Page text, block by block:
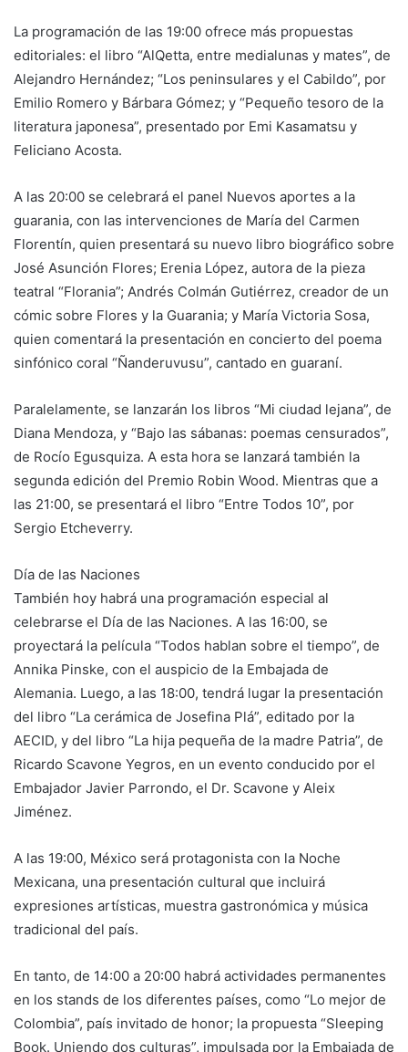
La programación de las 19:00 ofrece más propuestas
editoriales: el libro “AlQetta, entre medialunas y mates”, de
Alejandro Hernández; “Los peninsulares y el Cabildo”, por
Emilio Romero y Bárbara Gómez; y “Pequeño tesoro de la
literatura japonesa”, presentado por Emi Kasamatsu y
Feliciano Acosta.
A las 20:00 se celebrará el panel Nuevos aportes a la
guarania, con las intervenciones de María del Carmen
Florentín, quien presentará su nuevo libro biográfico sobre
José Asunción Flores; Erenia López, autora de la pieza
teatral “Florania”; Andrés Colmán Gutiérrez, creador de un
cómic sobre Flores y la Guarania; y María Victoria Sosa,
quien comentará la presentación en concierto del poema
sinfónico coral “Ñanderuvusu”, cantado en guaraní.
Paralelamente, se lanzarán los libros “Mi ciudad lejana”, de
Diana Mendoza, y “Bajo las sábanas: poemas censurados”,
de Rocío Egusquiza. A esta hora se lanzará también la
segunda edición del Premio Robin Wood. Mientras que a
las 21:00, se presentará el libro “Entre Todos 10”, por
Sergio Etcheverry.
Día de las Naciones
También hoy habrá una programación especial al
celebrarse el Día de las Naciones. A las 16:00, se
proyectará la película “Todos hablan sobre el tiempo”, de
Annika Pinske, con el auspicio de la Embajada de
Alemania. Luego, a las 18:00, tendrá lugar la presentación
del libro “La cerámica de Josefina Plá”, editado por la
AECID, y del libro “La hija pequeña de la madre Patria”, de
Ricardo Scavone Yegros, en un evento conducido por el
Embajador Javier Parrondo, el Dr. Scavone y Aleix
Jiménez.
A las 19:00, México será protagonista con la Noche
Mexicana, una presentación cultural que incluirá
expresiones artísticas, muestra gastronómica y música
tradicional del país.
En tanto, de 14:00 a 20:00 habrá actividades permanentes
en los stands de los diferentes países, como “Lo mejor de
Colombia”, país invitado de honor; la propuesta “Sleeping
Book. Uniendo dos culturas”, impulsada por la Embajada de